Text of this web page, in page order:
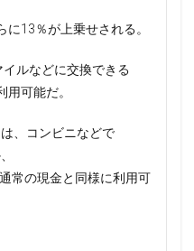
13％が上乗せされる。
ルなどに交換できる
用可能だ。
、コンビニなどで
常の現金と同様に利用可